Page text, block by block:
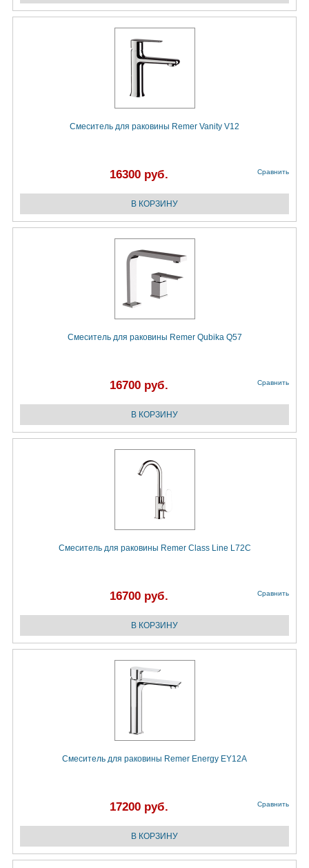
Смеситель для раковины Remer Vanity V12
16300 руб. Сравнить
Смеситель для раковины Remer Qubika Q57
16700 руб. Сравнить
Смеситель для раковины Remer Class Line L72C
16700 руб. Сравнить
Смеситель для раковины Remer Energy EY12A
17200 руб. Сравнить